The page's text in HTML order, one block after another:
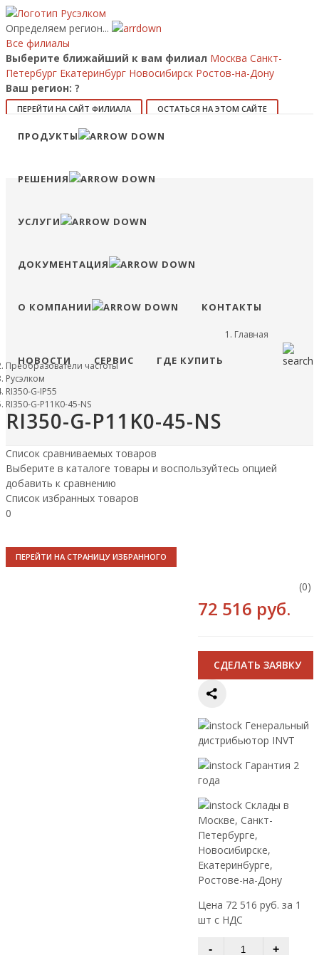
Определяем регион...
Все филиалы
Выберите ближайший к вам филиал Москва Санкт-
Петербург Екатеринбург Новосибирск Ростов-на-Дону
Ваш регион: ?
ПЕРЕЙТИ НА САЙТ ФИЛИАЛА ОСТАТЬСЯ НА ЭТОМ САЙТЕ
Позвонить
Сравнение
ПРОДУКТЫ
РЕШЕНИЯ
УСЛУГИ
ДОКУМЕНТАЦИЯ
О КОМПАНИИ КОНТАКТЫ
НОВОСТИ СЕРВИС ГДЕ КУПИТЬ
Главная
Преобразователи частоты
Русэлком
RI350-G-IP55
RI350-G-P11K0-45-NS
RI350-G-P11K0-45-NS
Список сравниваемых товаров
Выберите в каталоге товары и воспользуйтесь опцией
добавить к сравнению
Список избранных товаров
0
ПЕРЕЙТИ НА СТРАНИЦУ ИЗБРАННОГО
72 516 руб.
(0)
CДЕЛАТЬ ЗАЯВКУ
Генеральный
дистрибьютор INVT
Гарантия 2
года
Склады в
Москве, Санкт-
Петербурге,
Новосибирске,
Екатеринбурге,
Ростове-на-Дону
Цена 72 516 руб. за 1
шт с НДС